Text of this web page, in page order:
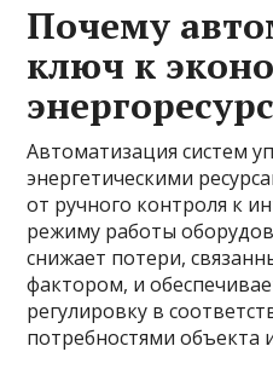
Почему
ключ к
Автоматизация систем
энергетическими
от ручного контроля к
режиму работы
снижает потери,
фактором, и
регулировку в
потребностями объекта